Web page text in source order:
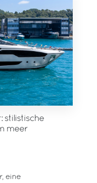
stilistische
meer
eine